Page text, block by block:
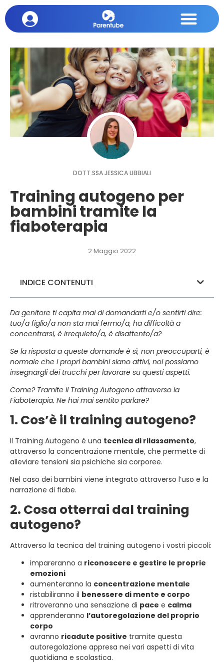
DOTT.SSA JESSICA UBBIALI
Training autogeno per
bambini tramite la
fiaboterapia
2 Maggio 2022
INDICE CONTENUTI
Da genitore ti capita mai di domandarti e/o sentirti dire:
tuo/a figlio/a non sta mai fermo/a, ha difficoltà a
concentrarsi, è irrequieto/a, è disattento/a?
Se la risposta a queste domande è sì, non preoccuparti, è
normale che i propri bambini siano attivi, noi possiamo
insegnargli dei trucchi per lavorare su questi aspetti.
Come? Tramite il Training Autogeno attraverso la
Fiaboterapia. Ne hai mai sentito parlare?
1. Cos’è il training autogeno?
Il Training Autogeno è una tecnica di rilassamento,
attraverso la concentrazione mentale, che permette di
alleviare tensioni sia psichiche sia corporee.
Nel caso dei bambini viene integrato attraverso l’uso e la
narrazione di fiabe.
2. Cosa otterrai dal training
autogeno?
Attraverso la tecnica del training autogeno i vostri piccoli:
impareranno a riconoscere e gestire le proprie
emozioni
aumenteranno la concentrazione mentale
ristabiliranno il benessere di mente e corpo
ritroveranno una sensazione di pace e calma
apprenderanno l’autoregolazione del proprio
corpo
avranno ricadute positive tramite questa
autoregolazione appresa nei vari aspetti di vita
quotidiana e scolastica.